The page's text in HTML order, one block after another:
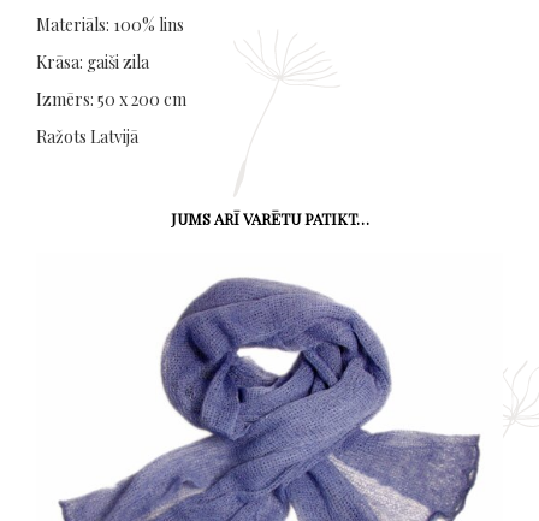
Materiāls: 100% lins
Krāsa: gaiši zila
Izmērs: 50 x 200 cm
Ražots Latvijā
JUMS ARĪ VARĒTU PATIKT…